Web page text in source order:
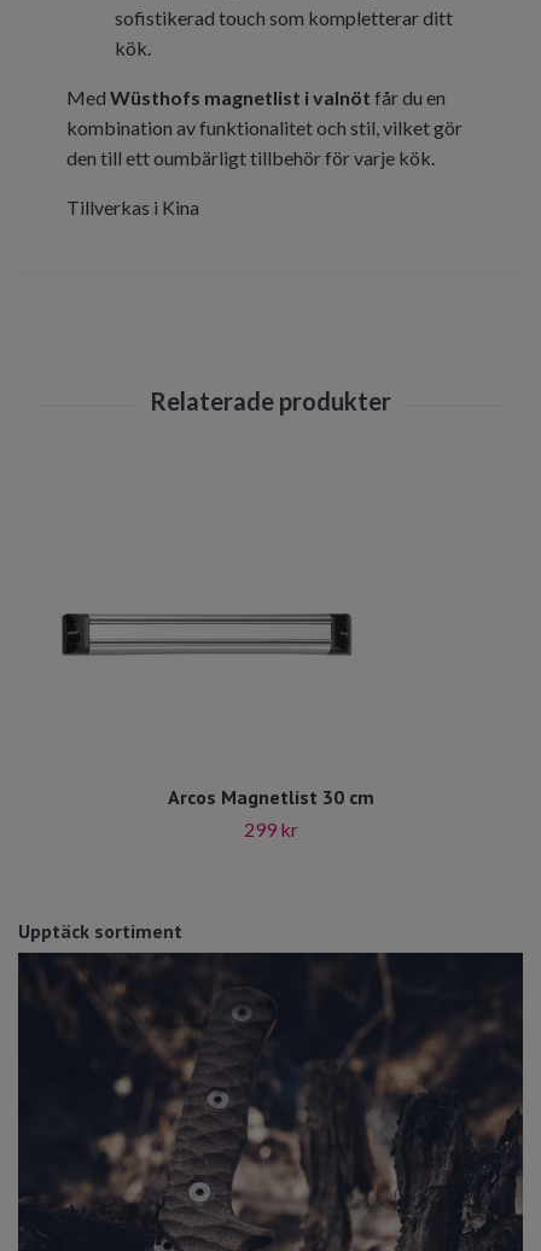
Upptäck sortiment
sofistikerad touch som kompletterar ditt
kök.
Med Wüsthofs magnetlist i valnöt får du en
kombination av funktionalitet och stil, vilket gör
den till ett oumbärligt tillbehör för varje kök.
Tillverkas i Kina
Arcos Magnetlist 30 cm
299 kr